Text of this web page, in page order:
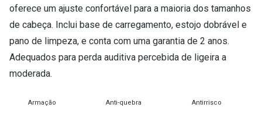
oferece um ajuste confortável para a maioria dos tamanhos
de cabeça. Inclui base de carregamento, estojo dobrável e
pano de limpeza, e conta com uma garantia de 2 anos.
Adequados para perda auditiva percebida de ligeira a
moderada.
Armação Anti-quebra Antirrisco